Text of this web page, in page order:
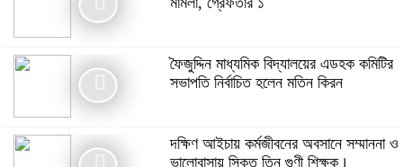
সংঘর্ষ, উত্তেজনায় দিনভর অচলাবস্থা
চেষ্টার অভিযোগ, উত্তেজনা
ফৈজুদ্দিন মাধ্যমিক বিদ্যালয়ের এডহক কমিটির
সভাপতি নির্বাচিত হলেন মতিন কিরন
দক্ষিণ আইচায় কর্মজীবনের অবসানে সম্মাননা ও
ভালোবাসায় সিক্ত তিন গুণী শিক্ষক।